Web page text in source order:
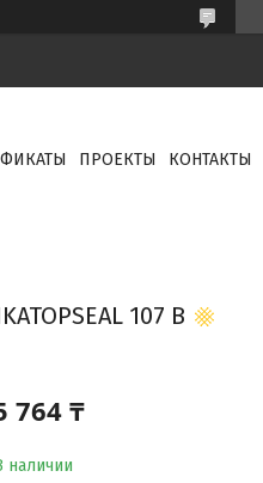
ПРОЕКТЫ КОНТАКТЫ
107 B
764 ₸
наличии